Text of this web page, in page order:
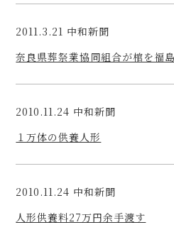
2011.3.21 中和新聞
奈良県葬祭業協同組合が棺を福
2010.11.24 中和新聞
１万体の供養人形
2010.11.24 中和新聞
人形供養料27万円余手渡す